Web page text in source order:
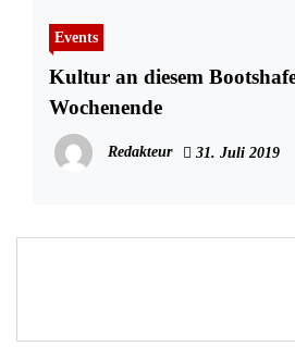
Events
Kultur an diesem
Wochenende
Redakteur 31. Juli 2019